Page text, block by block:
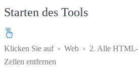
Starten des Tools
Klicken Sie auf › Web › 2. Alle HTML-
Zellen entfernen